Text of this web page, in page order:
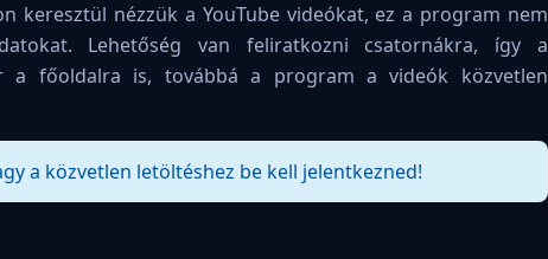
keresztül nézzük a YouTube videókat, ez a program nem
Lehetőség van feliratkozni csatornákra, így a
a főoldalra is, továbbá a program a videók közvetlen
a közvetlen letöltéshez be kell jelentkezned!